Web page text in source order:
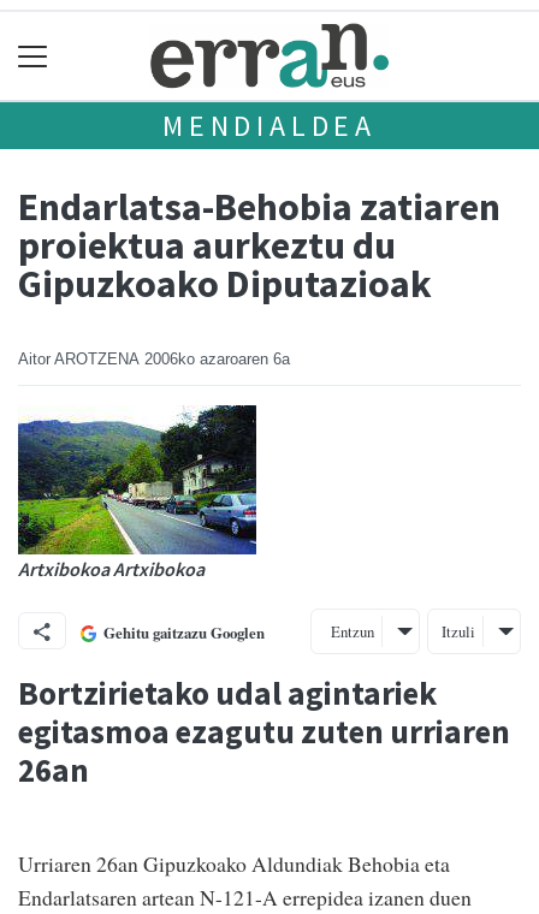
MENDIALDEA
Endarlatsa-Behobia zatiaren
proiektua aurkeztu du
Gipuzkoako Diputazioak
Aitor AROTZENA 2006ko azaroaren 6a
Artxibokoa Artxibokoa
Gehitu gaitzazu Googlen Entzun Itzuli
Bortzirietako udal agintariek
egitasmoa ezagutu zuten urriaren
26an
Urriaren 26an Gipuzkoako Aldundiak Behobia eta
Endarlatsaren artean N-121-A errepidea izanen duen